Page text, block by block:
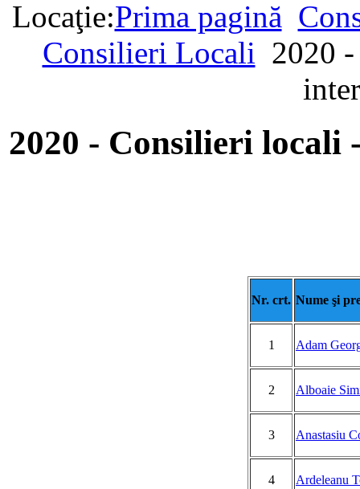
Locaţie:Prima pagină
Consilieri Locali 2020
2020 - Consilieri locali
Nr. crt. Nume şi
1 Adam
2 Alboaie
3 Anastasiu
4 Ardeleanu